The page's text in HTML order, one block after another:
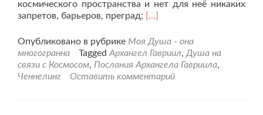
космического пространства и нет для неё никаких
запретов, барьеров, преград; Читать
проЧеннелинг
Архангела
Гавриила
«Душа
[…]
Опубликовано в рубрике Моя Душа - она
многогранна
TaggedАрхангел Гавриил,Душа на
связи с Космосом, Послания Архангела Гавриила,
Ченнелинг
Оставить комментарий